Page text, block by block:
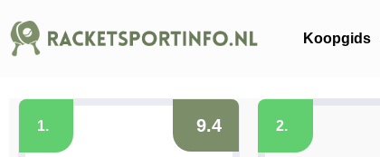
Koopgids
1. 9.4 2.